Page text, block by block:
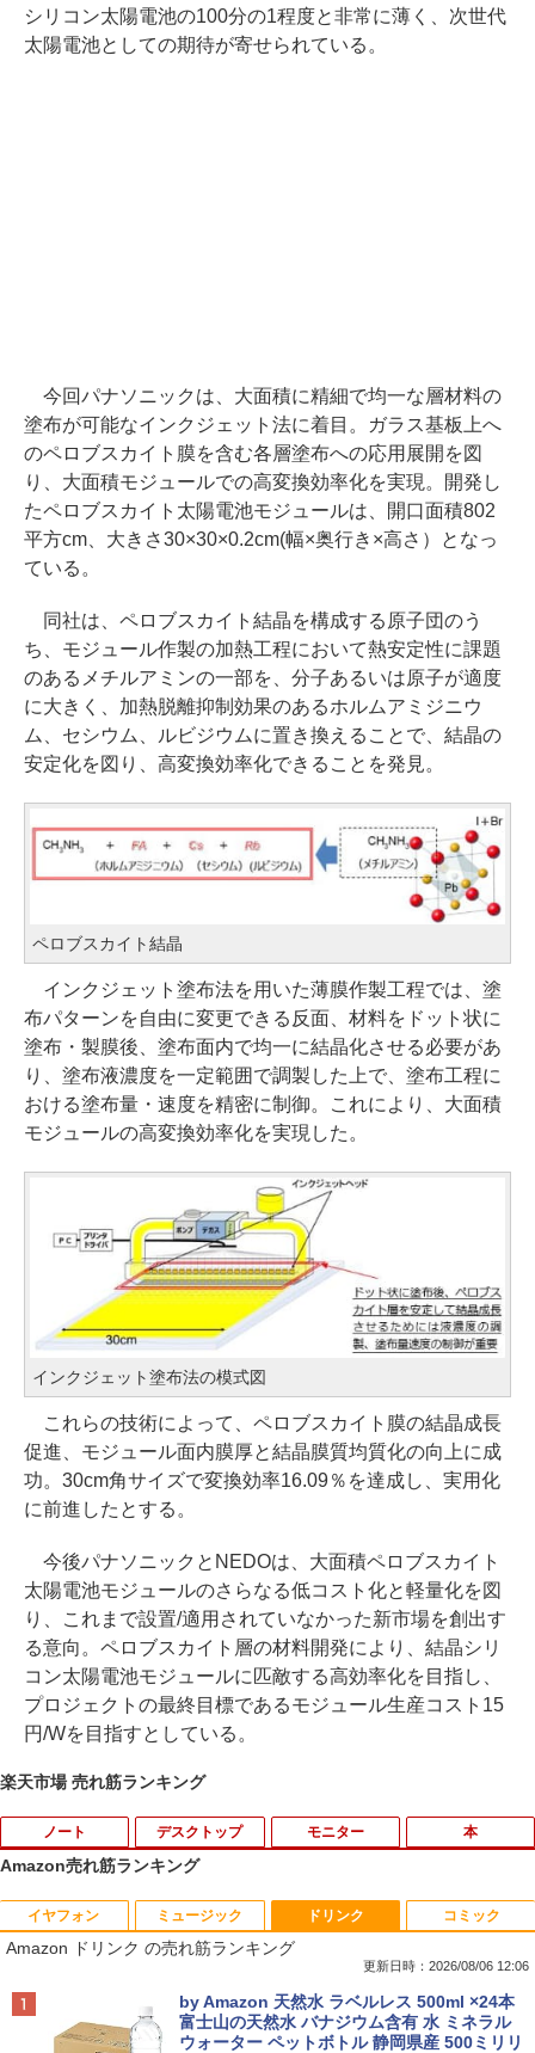
シリコン太陽電池の100分の1程度と非常に薄く、次世代
太陽電池としての期待が寄せられている。
今回パナソニックは、大面積に精細で均一な層材料の
塗布が可能なインクジェット法に着目。ガラス基板上へ
のペロブスカイト膜を含む各層塗布への応用展開を図
り、大面積モジュールでの高変換効率化を実現。開発し
たペロブスカイト太陽電池モジュールは、開口面積802
平方cm、大きさ30×30×0.2cm(幅×奥行き×高さ）となっ
ている。
同社は、ペロブスカイト結晶を構成する原子団のう
ち、モジュール作製の加熱工程において熱安定性に課題
のあるメチルアミンの一部を、分子あるいは原子が適度
に大きく、加熱脱離抑制効果のあるホルムアミジニウ
ム、セシウム、ルビジウムに置き換えることで、結晶の
安定化を図り、高変換効率化できることを発見。
ペロブスカイト結晶
インクジェット塗布法を用いた薄膜作製工程では、塗
布パターンを自由に変更できる反面、材料をドット状に
塗布・製膜後、塗布面内で均一に結晶化させる必要があ
り、塗布液濃度を一定範囲で調製した上で、塗布工程に
おける塗布量・速度を精密に制御。これにより、大面積
モジュールの高変換効率化を実現した。
インクジェット塗布法の模式図
これらの技術によって、ペロブスカイト膜の結晶成長
促進、モジュール面内膜厚と結晶膜質均質化の向上に成
功。30cm角サイズで変換効率16.09％を達成し、実用化
に前進したとする。
今後パナソニックとNEDOは、大面積ペロブスカイト
太陽電池モジュールのさらなる低コスト化と軽量化を図
り、これまで設置/適用されていなかった新市場を創出す
る意向。ペロブスカイト層の材料開発により、結晶シリ
コン太陽電池モジュールに匹敵する高効率化を目指し、
プロジェクトの最終目標であるモジュール生産コスト15
円/Wを目指すとしている。
楽天市場 売れ筋ランキング
ノート
1
超得1,000円OFF｜新生活応援 豪華特典
付き｜最新OS対応 第8世代｜最大180日
保証｜Core i3 第8世代｜中古ノートパソ
トパソコン 15.6 テンキー付き｜ノートパ
ソコン Microsoft Office付き｜ノートパ
デスクトップ
1
【中古】 自作機 Z170 PRO GAMING Co
re i7 6700K タワー型 USB3.0 HDMI ジャ
￥9,310
モニター
1
【送料無料】TF: 富士通 23.8型液晶ディ
スプレイ DY24-9T / B24-9 TS/ FullHD
1920x1080/ D-sub,DVI,Displayport フ
古モニター /24型 ワイド 液晶モニター
【3ケ月保証】
本
1
漫画 いしぶみ 原爆が落ちてくると
き、ぼくらは空を見ていた （一般書 51
1） [ 広島テレビ放送編『いしぶみ』 ]
￥1,650
Amazon売れ筋ランキング
イヤフォン
Anker Soundcore P40i オフホワイト
￥5,990
ミュージック
BRUCE WAYNE feat. Flo Milli, ATL Jacob
[Explicit]
ドリンク
Amazon ドリンク の売れ筋ランキング
更新日時：2026/08/06 12:06
by Amazon 天然水 ラベルレス 500ml ×24本
富士山の天然水 バナジウム含有 水 ミネラル
ウォーター ペットボトル 静岡県産 500ミリリ
コミック